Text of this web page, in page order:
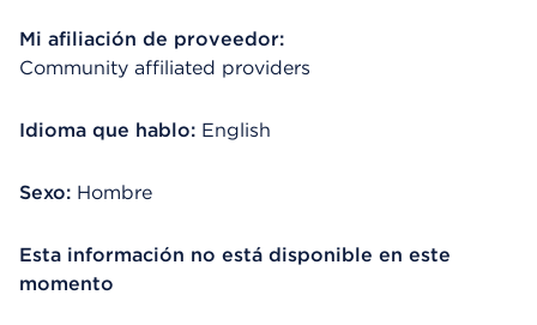
Mi afiliación de proveedor:
Community affiliated providers
Idioma que hablo: English
Sexo: Hombre
Esta información no está disponible en este
momento